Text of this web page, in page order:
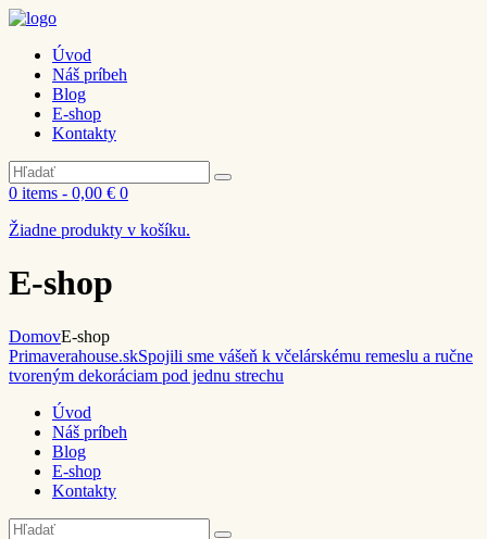
Úvod
Náš príbeh
Blog
E-shop
Kontakty
0 items - 0,00 € 0
Žiadne produkty v košíku.
E-shop
DomovE-shop
Primaverahouse.skSpojili sme vášeň k včelárskému remeslu a ručne
tvoreným dekoráciam pod jednu strechu
Úvod
Náš príbeh
Blog
E-shop
Kontakty